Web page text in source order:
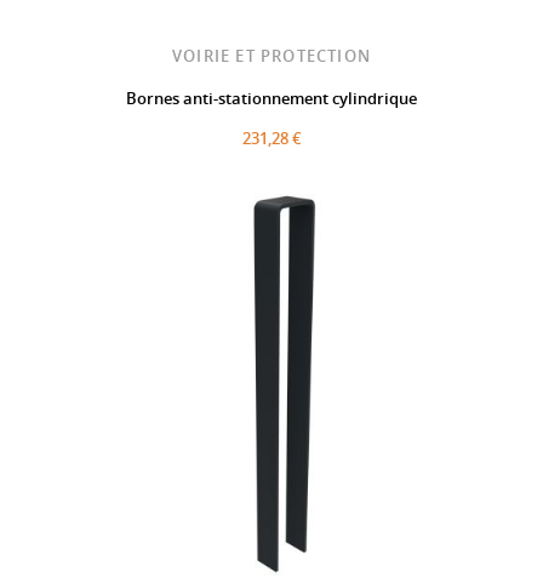
VOIRIE ET PROTECTION
Bornes anti-stationnement cylindrique
231,28 €